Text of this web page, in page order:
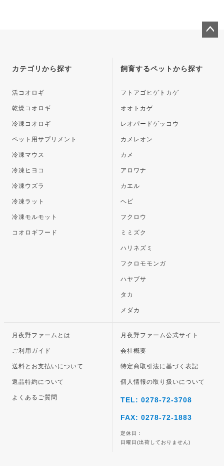
カテゴリから探す
活コオロギ
乾燥コオロギ
冷凍コオロギ
ペット用サプリメント
冷凍マウス
冷凍ヒヨコ
冷凍ウズラ
冷凍ラット
冷凍モルモット
コオロギフード
飼育するペットから探す
フトアゴヒゲトカゲ
オオトカゲ
レオパードゲッコウ
カメレオン
カメ
アロワナ
カエル
ヘビ
フクロウ
ミミズク
ハリネズミ
フクロモモンガ
ハヤブサ
タカ
メダカ
月夜野ファームとは
ご利用ガイド
送料とお支払いについて
返品特約について
よくあるご質問
月夜野ファーム公式サイト
会社概要
特定商取引法に基づく表記
個人情報の取り扱いについて
TEL: 0278-72-3708
FAX: 0278-72-1883
定休日：
日曜日(出荷しておりません)